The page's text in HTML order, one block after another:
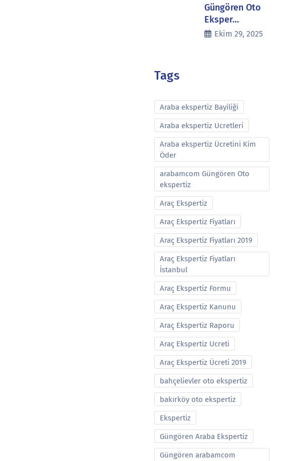
Güngören Oto
Eksper…
Ekim 29, 2025
Tags
Araba ekspertiz Bayiliği
Araba ekspertiz Ucretleri
Araba ekspertiz Ücretini Kim
Öder
arabamcom Güngören Oto
ekspertiz
Araç Ekspertiz
Araç Ekspertiz Fiyatları
Araç Ekspertiz Fiyatları 2019
Araç Ekspertiz Fiyatları
İstanbul
Araç Ekspertiz Formu
Araç Ekspertiz Kanunu
Araç Ekspertiz Raporu
Araç Ekspertiz Ucreti
Araç Ekspertiz Ücreti 2019
bahçelievler oto ekspertiz
bakırköy oto ekspertiz
Ekspertiz
Güngören Araba Ekspertiz
Güngören arabamcom